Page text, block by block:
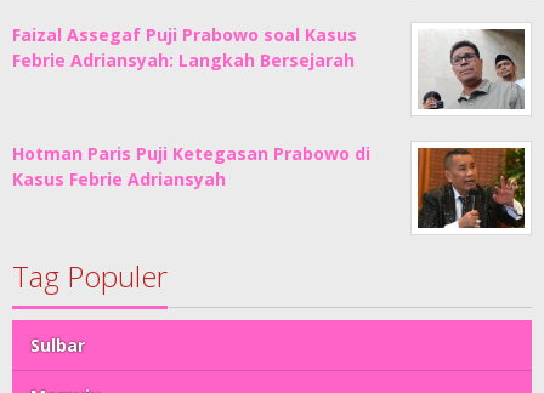
Faizal Assegaf Puji Prabowo soal Kasus
Febrie Adriansyah: Langkah Bersejarah
Hotman Paris Puji Ketegasan Prabowo di
Kasus Febrie Adriansyah
Tag Populer
Sulbar